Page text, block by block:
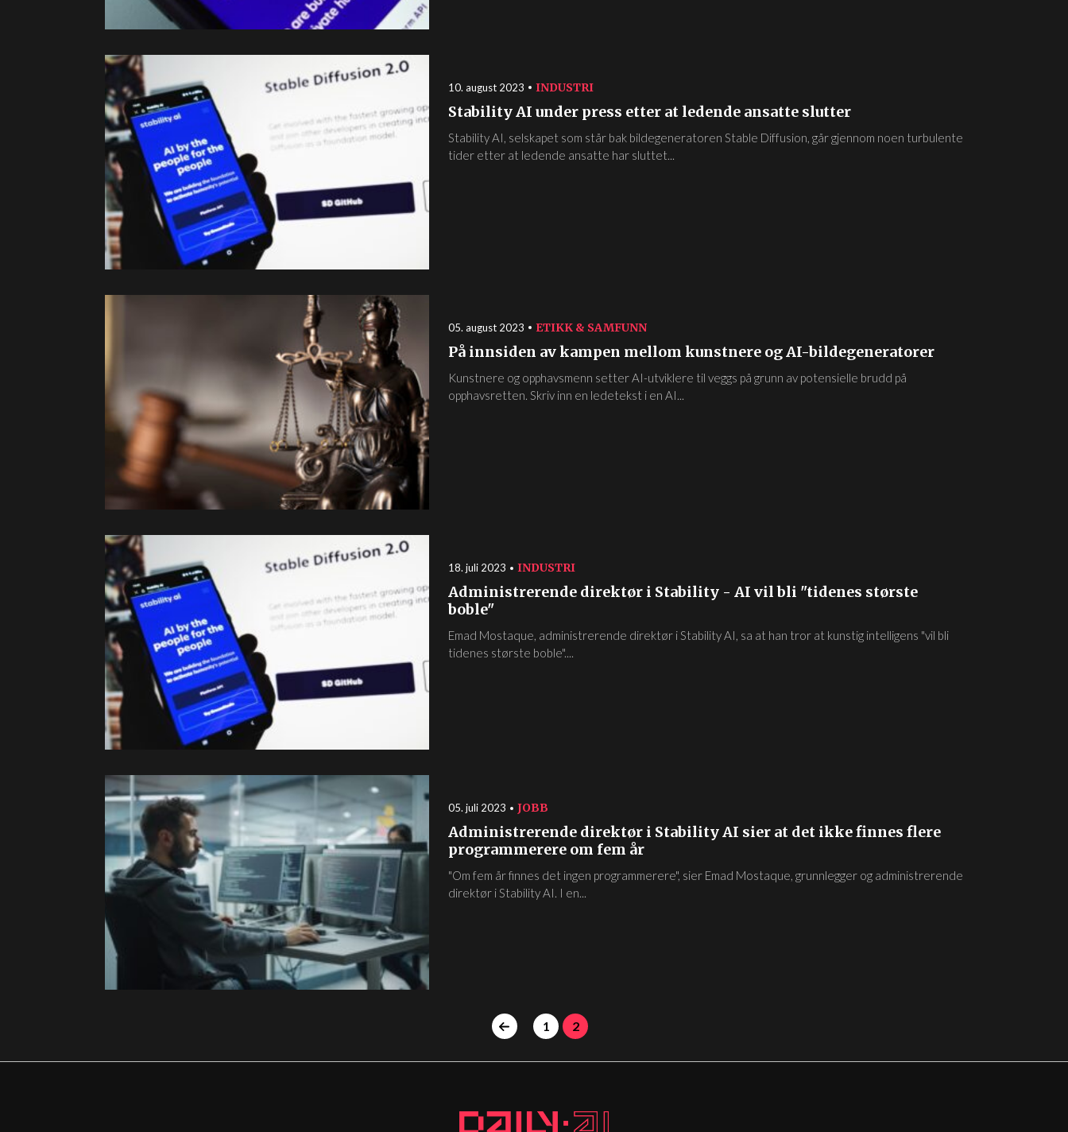
10. august 2023 INDUSTRI
Stability AI under press etter at ledende ansatte slutter
Stability AI, selskapet som står bak bildegeneratoren Stable Diffusion, går gjennom noen turbulente
tider etter at ledende ansatte har sluttet...
05. august 2023 ETIKK & SAMFUNN
På innsiden av kampen mellom kunstnere og AI-bildegeneratorer
Kunstnere og opphavsmenn setter AI-utviklere til veggs på grunn av potensielle brudd på
opphavsretten. Skriv inn en ledetekst i en AI...
18. juli 2023 INDUSTRI
Administrerende direktør i Stability - AI vil bli "tidenes største
boble"
Emad Mostaque, administrerende direktør i Stability AI, sa at han tror at kunstig intelligens "vil bli
tidenes største boble"....
05. juli 2023 JOBB
Administrerende direktør i Stability AI sier at det ikke finnes flere
programmerere om fem år
"Om fem år finnes det ingen programmerere", sier Emad Mostaque, grunnlegger og administrerende
direktør i Stability AI. I en...
1 2